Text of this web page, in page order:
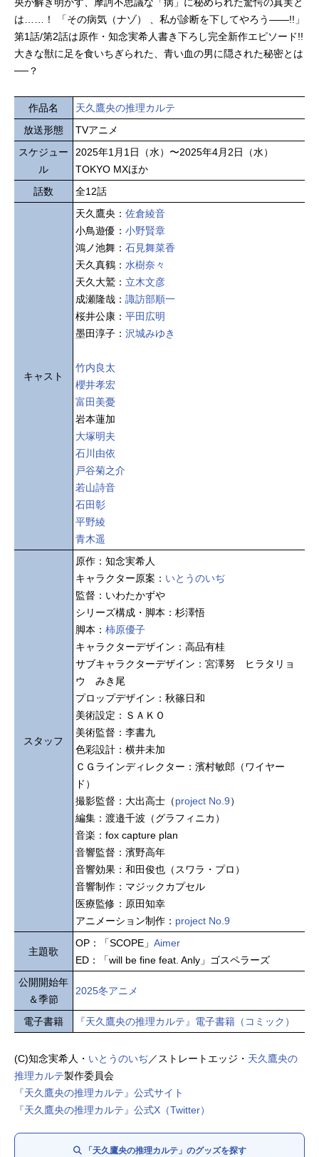
央が解き明かす、摩訶不思議な「病」に秘められた驚愕の真実と
は……！ 「その病気（ナゾ） 、私が診断を下してやろう――!!」
第1話/第2話は原作・知念実希人書き下ろし完全新作エピソード!!
大きな獣に足を食いちぎられた、青い血の男に隠された秘密とは
──？
作品名
天久鷹央の推理カルテ
放送形態
TVアニメ
スケジュー
ル
2025年1月1日（水）〜2025年4月2日（水）
TOKYO MXほか
話数
全12話
キャスト
天久鷹央： 佐倉綾音
小鳥遊優： 小野賢章
鴻ノ池舞： 石見舞菜香
天久真鶴： 水樹奈々
天久大鷲： 立木文彦
成瀬隆哉： 諏訪部順一
桜井公康： 平田広明
墨田淳子： 沢城みゆき
竹内良太
櫻井孝宏
富田美憂
岩本蓮加
大塚明夫
石川由依
戸谷菊之介
若山詩音
石田彰
平野綾
青木遥
スタッフ
原作：知念実希人
キャラクター原案： いとうのいぢ
監督：いわたかずや
シリーズ構成・脚本：杉澤悟
脚本： 柿原優子
キャラクターデザイン：高品有桂
サブキャラクターデザイン：宮澤努 ヒラタリョ
ウ みき尾
プロップデザイン：秋篠日和
美術設定：ＳＡＫＯ
美術監督：李書九
色彩設計：横井未加
ＣＧラインディレクター：濱村敏郎（ワイヤー
ド）
撮影監督：大出高士（project No.9）
編集：渡邉千波（グラフィニカ）
音楽：fox capture plan
音響監督：濱野高年
音響効果：和田俊也（スワラ・プロ）
音響制作：マジックカプセル
医療監修：原田知幸
アニメーション制作： project No.9
主題歌
OP：「SCOPE」 Aimer
ED：「will be fine feat. Anly」ゴスペラーズ
公開開始年
＆季節
2025冬アニメ
電子書籍 『天久鷹央の推理カルテ』電子書籍（コミック）
(C)知念実希人・ いとうのいぢ／ストレートエッジ・ 天久鷹央の
推理カルテ製作委員会
『天久鷹央の推理カルテ』公式サイト
『天久鷹央の推理カルテ』公式X（Twitter）
「天久鷹央の推理カルテ」のグッズを探す